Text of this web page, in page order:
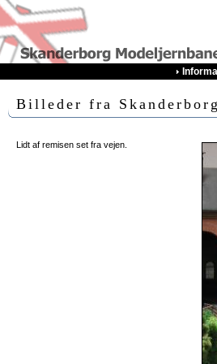
Billeder fra
Lidt af remisen set fra vejen.